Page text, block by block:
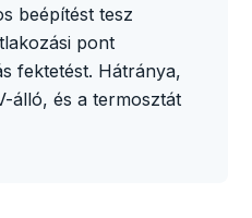
beépítést tesz
pont
fektetést. Hátránya,
álló, és a termosztát